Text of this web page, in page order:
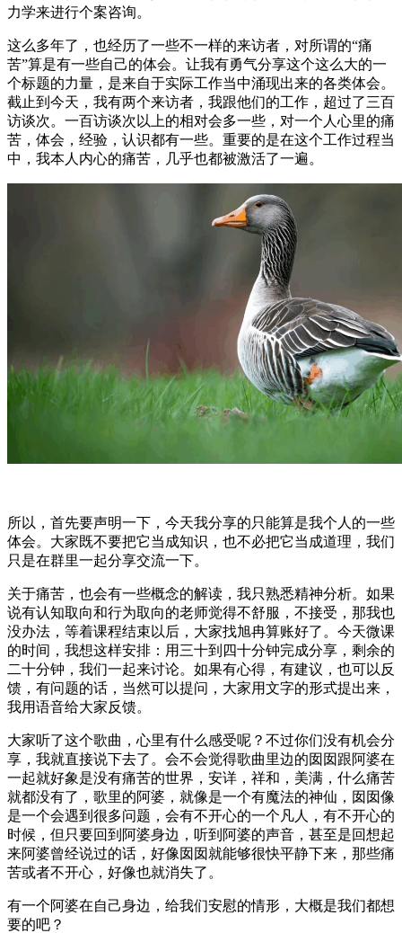
力学来进行个案咨询。
这么多年了，也经历了一些不一样的来访者，对所谓的“痛
苦”算是有一些自己的体会。让我有勇气分享这个这么大的一
个标题的力量，是来自于实际工作当中涌现出来的各类体会。
截止到今天，我有两个来访者，我跟他们的工作，超过了三百
访谈次。一百访谈次以上的相对会多一些，对一个人心里的痛
苦，体会，经验，认识都有一些。重要的是在这个工作过程当
中，我本人内心的痛苦，几乎也都被激活了一遍。
所以，首先要声明一下，今天我分享的只能算是我个人的一些
体会。大家既不要把它当成知识，也不必把它当成道理，我们
只是在群里一起分享交流一下。
关于痛苦，也会有一些概念的解读，我只熟悉精神分析。如果
说有认知取向和行为取向的老师觉得不舒服，不接受，那我也
没办法，等着课程结束以后，大家找旭冉算账好了。今天微课
的时间，我想这样安排：用三十到四十分钟完成分享，剩余的
二十分钟，我们一起来讨论。如果有心得，有建议，也可以反
馈，有问题的话，当然可以提问，大家用文字的形式提出来，
我用语音给大家反馈。
大家听了这个歌曲，心里有什么感受呢？不过你们没有机会分
享，我就直接说下去了。会不会觉得歌曲里边的囡囡跟阿婆在
一起就好象是没有痛苦的世界，安详，祥和，美满，什么痛苦
就都没有了，歌里的阿婆，就像是一个有魔法的神仙，囡囡像
是一个会遇到很多问题，会有不开心的一个凡人，有不开心的
时候，但只要回到阿婆身边，听到阿婆的声音，甚至是回想起
来阿婆曾经说过的话，好像囡囡就能够很快平静下来，那些痛
苦或者不开心，好像也就消失了。
有一个阿婆在自己身边，给我们安慰的情形，大概是我们都想
要的吧？